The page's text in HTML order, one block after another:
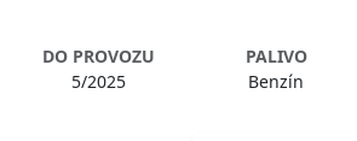
DO PROVOZU
5/2025
PALIVO
Benzín